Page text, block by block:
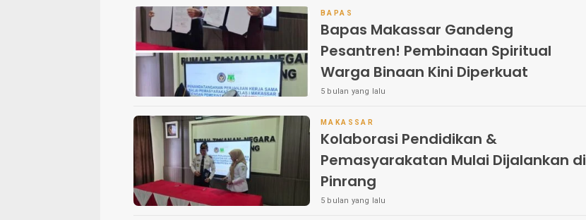
BAPAS
Bapas Makassar Gandeng
Pesantren! Pembinaan Spiritual
Warga Binaan Kini Diperkuat
5 bulan yang lalu
MAKASSAR
Kolaborasi Pendidikan &
Pemasyarakatan Mulai Dijalankan di
Pinrang
5 bulan yang lalu